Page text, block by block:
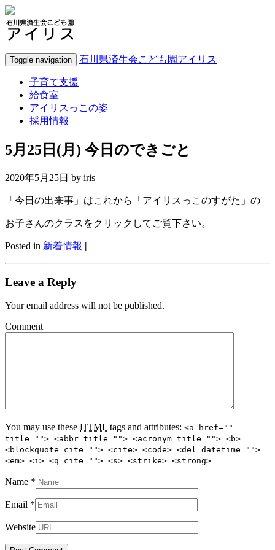
Toggle navigation 石川県済生会こども園アイリス
子育て支援
給食室
アイリスっこの姿
採用情報
5月25日(月) 今日のできごと
2020年5月25日 by iris
「今日の出来事」はこれから「アイリスっこのすがた」の
お子さんのクラスをクリックしてご覧下さい。
Posted in 新着情報 |
Leave a Reply
Your email address will not be published.
Comment
You may use these HTML tags and attributes: <a href=""
title=""> <abbr title=""> <acronym title=""> <b>
<blockquote cite=""> <cite> <code> <del datetime="">
<em> <i> <q cite=""> <s> <strike> <strong>
Name *
Email *
Website